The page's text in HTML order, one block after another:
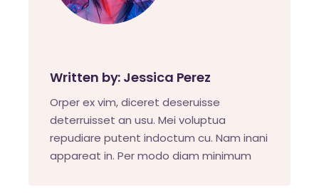
Written by: Jessica Perez
Orper ex vim, diceret deseruisse
deterruisset an usu. Mei voluptua
repudiare putent indoctum cu. Nam inani
appareat in. Per modo diam minimum